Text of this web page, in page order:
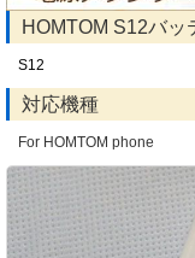
HOMTOM S12バッ
S12
対応機種
For HOMTOM phone